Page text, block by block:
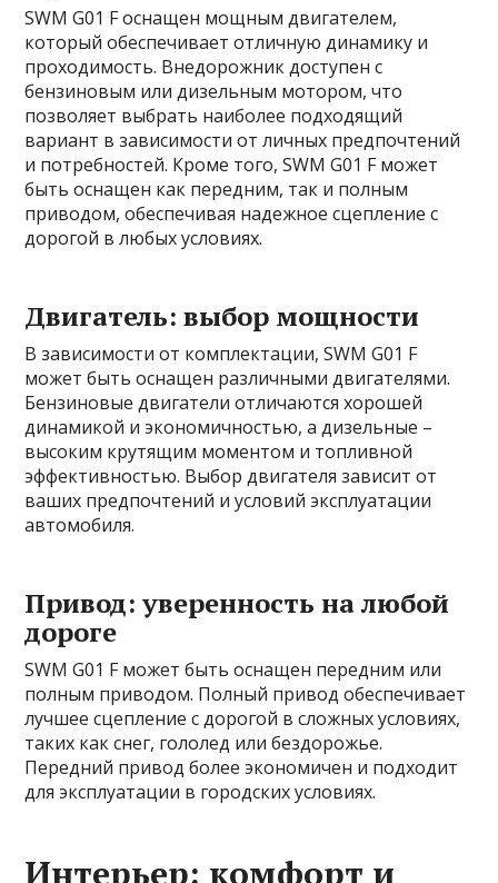
SWM G01 F оснащен мощным двигателем,
который обеспечивает отличную динамику и
проходимость. Внедорожник доступен с
бензиновым или дизельным мотором, что
позволяет выбрать наиболее подходящий
вариант в зависимости от личных предпочтений
и потребностей. Кроме того, SWM G01 F может
быть оснащен как передним, так и полным
приводом, обеспечивая надежное сцепление с
дорогой в любых условиях.
Двигатель: выбор мощности
В зависимости от комплектации, SWM G01 F
может быть оснащен различными двигателями.
Бензиновые двигатели отличаются хорошей
динамикой и экономичностью, а дизельные –
высоким крутящим моментом и топливной
эффективностью. Выбор двигателя зависит от
ваших предпочтений и условий эксплуатации
автомобиля.
Привод: уверенность на любой
дороге
SWM G01 F может быть оснащен передним или
полным приводом. Полный привод обеспечивает
лучшее сцепление с дорогой в сложных условиях,
таких как снег, гололед или бездорожье.
Передний привод более экономичен и подходит
для эксплуатации в городских условиях.
Интерьер: комфорт и